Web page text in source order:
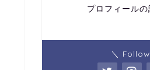
プロフィール
＼